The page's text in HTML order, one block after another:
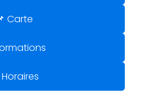
Carte
Horaires